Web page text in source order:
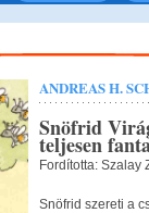
ANDREAS H.
Snöfrid
teljesen
Fordította: Szalay
Snöfrid szereti a